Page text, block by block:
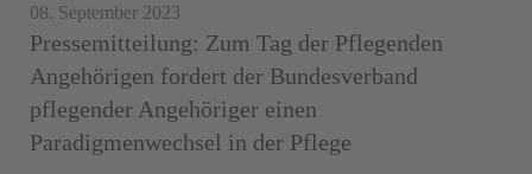
08. September 2023
Pressemitteilung: Zum Tag der Pflegenden
Angehörigen fordert der Bundesverband
pflegender Angehöriger einen
Paradigmenwechsel in der Pflege